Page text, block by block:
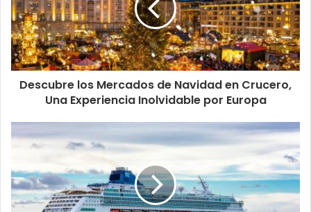
Descubre los Mercados de Navidad en Crucero,
Una Experiencia Inolvidable por Europa